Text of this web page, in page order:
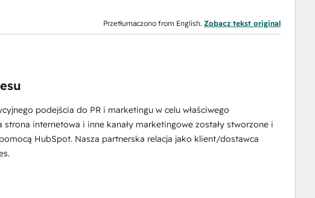
Przetłumaczono from English. Zobacz tekst original
podejścia do PR i marketingu w celu właściwego
internetowa i inne kanały marketingowe zostały stworzone i
HubSpot. Nasza partnerska relacja jako klient/dostawca